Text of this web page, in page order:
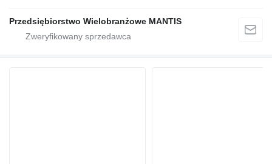
Przedsiębiorstwo Wielobranżowe MANTIS